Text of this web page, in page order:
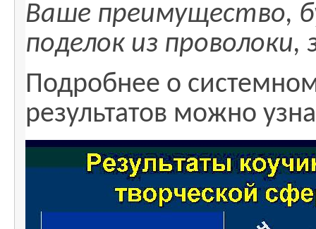
Ваше преимущество,
поделок из
Подробнее о
результатов можно